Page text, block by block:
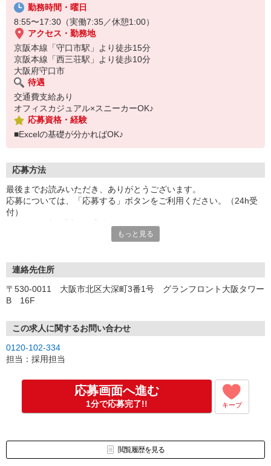
勤務時間・曜日
8:55〜17:30（実働7:35／休憩1:00）
アクセス・勤務地
京阪本線「守口市駅」より徒歩15分
京阪本線「西三荘駅」より徒歩10分
大阪府守口市
待遇
交通費支給あり
オフィスカジュアル×スニーカーOK♪
応募資格・経験
■Excelの基礎が分かればOK♪
応募方法
最後までお読みいただき、ありがとうございます。
応募については、「応募する」ボタンをご利用ください。（24h受
付）
お電話でのご応募もお待ちしております。（平日9:00〜19:00）
応募
↓
オンライン登録
す。
※ご登録が無い方には当社よりオンライン登録のご案内をいたしま
す。
↓
面接（1回、1時間程度）
※面接のないお仕事もございます。
合否については1週間以内にご連絡させていただきます。
※入社日等はご相談に応じます。
もっと見る
連絡先住所
〒530-0011 大阪市北区大深町3番1号 グランフロント大阪タワー
B 16F
この求人に関するお問い合わせ
0120-102-334
担当：採用担当
応募画面へ進む
1分で応募完了!! キープ
閲覧履歴を見る